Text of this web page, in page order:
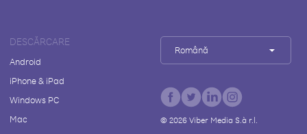
DESCĂRCARE
Android
iPhone & iPad
Windows PC
Mac
Română
© 2026Viber Media S.à r.l.